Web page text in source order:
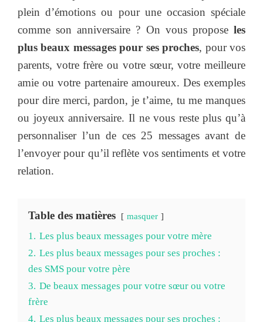
plein d’émotions ou pour une occasion spéciale
comme son anniversaire ? On vous propose les
plus beaux messages pour ses proches, pour vos
parents, votre frère ou votre sœur, votre meilleure
amie ou votre partenaire amoureux. Des exemples
pour dire merci, pardon, je t’aime, tu me manques
ou joyeux anniversaire. Il ne vous reste plus qu’à
personnaliser l’un de ces 25 messages avant de
l’envoyer pour qu’il reflète vos sentiments et votre
relation.
Table des matières masquer
1. Les plus beaux messages pour votre mère
2. Les plus beaux messages pour ses proches :
des SMS pour votre père
3. De beaux messages pour votre sœur ou votre
frère
4. Les plus beaux messages pour ses proches :